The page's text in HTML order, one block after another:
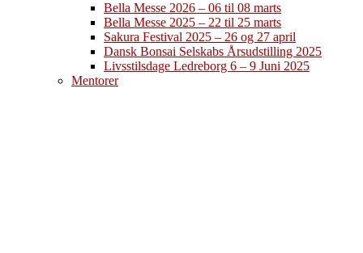
Bella Messe 2026 – 06 til 08 marts
Bella Messe 2025 – 22 til 25 marts
Sakura Festival 2025 – 26 og 27 april
Dansk Bonsai Selskabs Årsudstilling 2025
Livsstilsdage Ledreborg 6 – 9 Juni 2025
Mentorer